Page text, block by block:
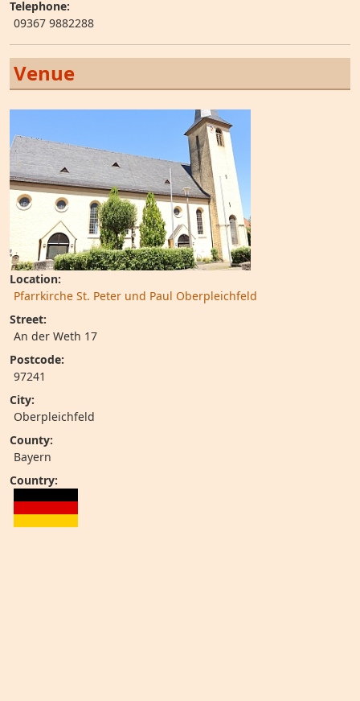
Telephone:
09367 9882288
Venue
Location:
Pfarrkirche St. Peter und Paul Oberpleichfeld
Street:
An der Weth 17
Postcode:
97241
City:
Oberpleichfeld
County:
Bayern
Country: